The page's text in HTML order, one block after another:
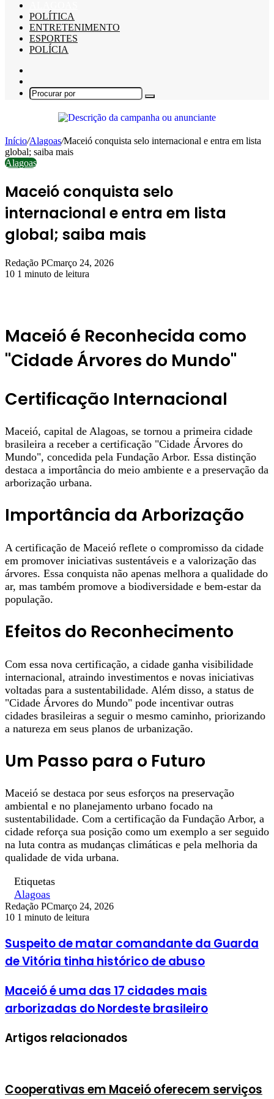
POLÍTICA
ENTRETENIMENTO
ESPORTES
POLÍCIA
skin
Procurar
Início/Alagoas/Maceió conquista selo internacional e entra em lista
global; saiba mais
Alagoas
Maceió conquista selo
internacional e entra em lista
global; saiba mais
Redação PCmarço 24, 2026
10 1 minuto de leitura
Maceió é Reconhecida como
"Cidade Árvores do Mundo"
Certificação Internacional
Maceió, capital de Alagoas, se tornou a primeira cidade
brasileira a receber a certificação "Cidade Árvores do
Mundo", concedida pela Fundação Arbor. Essa distinção
destaca a importância do meio ambiente e a preservação da
arborização urbana.
Importância da Arborização
A certificação de Maceió reflete o compromisso da cidade
em promover iniciativas sustentáveis e a valorização das
árvores. Essa conquista não apenas melhora a qualidade do
ar, mas também promove a biodiversidade e bem-estar da
população.
Efeitos do Reconhecimento
Com essa nova certificação, a cidade ganha visibilidade
internacional, atraindo investimentos e novas iniciativas
voltadas para a sustentabilidade. Além disso, a status de
"Cidade Árvores do Mundo" pode incentivar outras
cidades brasileiras a seguir o mesmo caminho, priorizando
a natureza em seus planos de urbanização.
Um Passo para o Futuro
Maceió se destaca por seus esforços na preservação
ambiental e no planejamento urbano focado na
sustentabilidade. Com a certificação da Fundação Arbor, a
cidade reforça sua posição como um exemplo a ser seguido
na luta contra as mudanças climáticas e pela melhoria da
qualidade de vida urbana.
Etiquetas
Alagoas
Redação PCmarço 24, 2026
10 1 minuto de leitura
Suspeito de matar comandante da Guarda
de Vitória tinha histórico de abuso
Maceió é uma das 17 cidades mais
arborizadas do Nordeste brasileiro
Artigos relacionados
Cooperativas em Maceió oferecem serviços